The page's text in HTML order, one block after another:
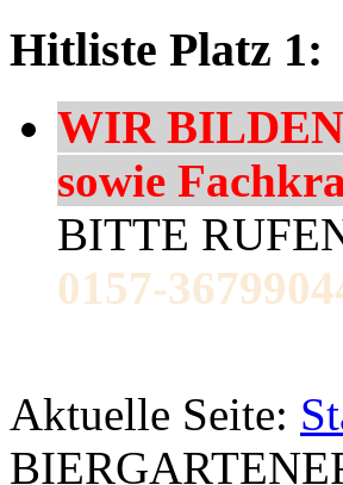
Hitliste Platz 1:
WIR BILDEN
sowie
BITTE
0157-
Aktuelle Seite: